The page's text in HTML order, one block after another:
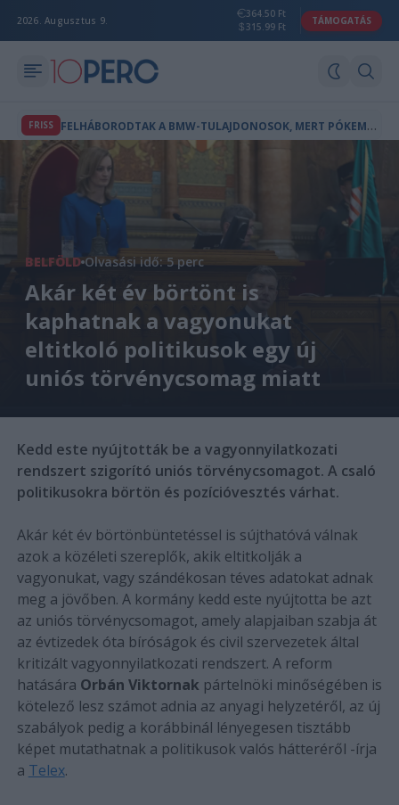
2026. Augusztus 9.
364.50 Ft
315.99 Ft
TÁMOGATÁS
FRISS F
ELHÁBORODTAK A BMW-TULAJDONOSOK, MERT PÓKEMBER-REKLÁM JELENT MEG AZ AUTÓIK FEDÉLZETI KÉPERNYŐJÉN
BELFÖLD Olvasási idő: 5 perc
Akár két év börtönt is
kaphatnak a vagyonukat
eltitkoló politikusok egy új
uniós törvénycsomag miatt
Kedd este nyújtották be a vagyonnyilatkozati
rendszert szigorító uniós törvénycsomagot. A csaló
politikusokra börtön és pozícióvesztés várhat.
Akár két év börtönbüntetéssel is sújthatóvá válnak
azok a közéleti szereplők, akik eltitkolják a
vagyonukat, vagy szándékosan téves adatokat adnak
meg a jövőben. A kormány kedd este nyújtotta be azt
az uniós törvénycsomagot, amely alapjaiban szabja át
az évtizedek óta bíróságok és civil szervezetek által
kritizált vagyonnyilatkozati rendszert. A reform
hatására Orbán Viktornak pártelnöki minőségében is
kötelező lesz számot adnia az anyagi helyzetéről, az új
szabályok pedig a korábbinál lényegesen tisztább
képet mutathatnak a politikusok valós hátteréről -írja
a Telex.